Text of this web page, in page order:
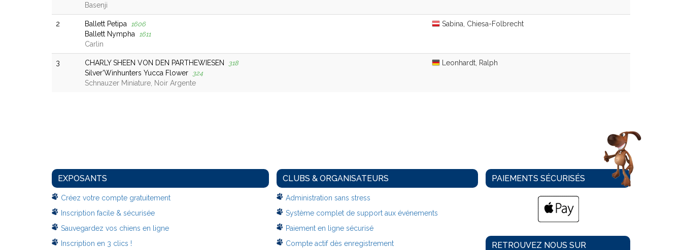
Basenji
2 Ballett Petipa 1606
Ballett Nympha 1611
Carlin
Sabina, Chiesa-Folbrecht
3 CHARLY SHEEN VON DEN PARTHEWIESEN 318
Silver'Winhunters Yucca Flower 324
Schnauzer Miniature, Noir Argente
Leonhardt, Ralph
EXPOSANTS
Créez votre compte gratuitement
Inscription facile & sécurisée
Sauvegardez vos chiens en ligne
Inscription en 3 clics !
CLUBS & ORGANISATEURS
Administration sans stress
Système complet de support aux événements
Paiement en ligne sécurisé
Compte actif dès enregistrement
PAIEMENTS SÉCURISÉS
RETROUVEZ NOUS SUR